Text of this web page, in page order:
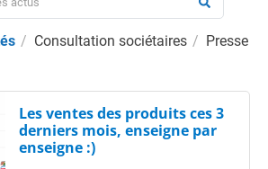
ACTUALITÉS
Consultation sociétaires Presse
Les ventes des produits ces 3
derniers mois, enseigne par
enseigne :)